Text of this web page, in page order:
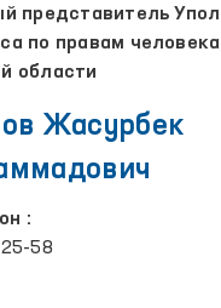
представитель
по правам
области
Жасурбек
:
58